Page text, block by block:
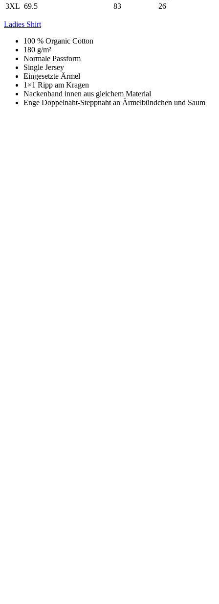
3XL 69.5 83 26
Ladies Shirt
100 % Organic Cotton
180 g/m²
Normale Passform
Single Jersey
Eingesetzte Ärmel
1×1 Ripp am Kragen
Nackenband innen aus gleichem Material
Enge Doppelnaht-Steppnaht an Ärmelbündchen und Saum